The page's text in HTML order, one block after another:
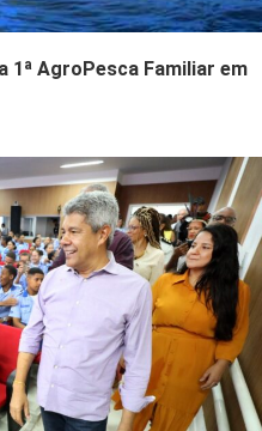
1ª AgroPesca Familiar em